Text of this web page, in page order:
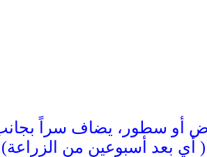
أو سطور، يضاف سراً بجانب
بعد أسبوعين من الزراعة)